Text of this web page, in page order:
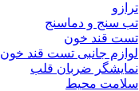
ترازو
تب سنج و دماسنج
تست قند خون
لوازم جانبی تست قند خون
نمایشگر ضربان قلب
سلامت محیط